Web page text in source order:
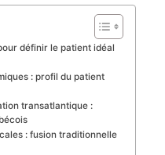
définir le patient idéal
: profil du patient
transatlantique :
: fusion traditionnelle